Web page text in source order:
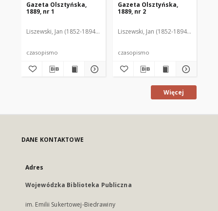
Gazeta Olsztyńska,
1889, nr 1
Liszewski, Jan (1852-1894). Red.
czasopismo
Gazeta Olsztyńska,
1889, nr 2
Liszewski, Jan (1852-1894). Red.
czasopismo
Więcej
DANE KONTAKTOWE
Adres
Wojewódzka Biblioteka Publiczna
im. Emilii Sukertowej-Biedrawiny